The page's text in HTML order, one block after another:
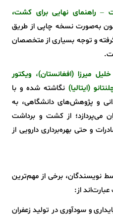
– راهنمای نهایی برای کشت،
به‌صورت نسخه چاپی از طریق
و توجه بسیاری از متخصصان
خلیل میرزا (افغانستان)، ویکتور
(ایتالیا) نگاشته شده و با
و پژوهش‌های دانشگاهی، به
می‌پردازد؛ از کشت و برداشت
و حتی بهره‌برداری دارویی از
نویسندگان، برخی از مهم‌ترین
از:
و سودآوری در تولید زعفران